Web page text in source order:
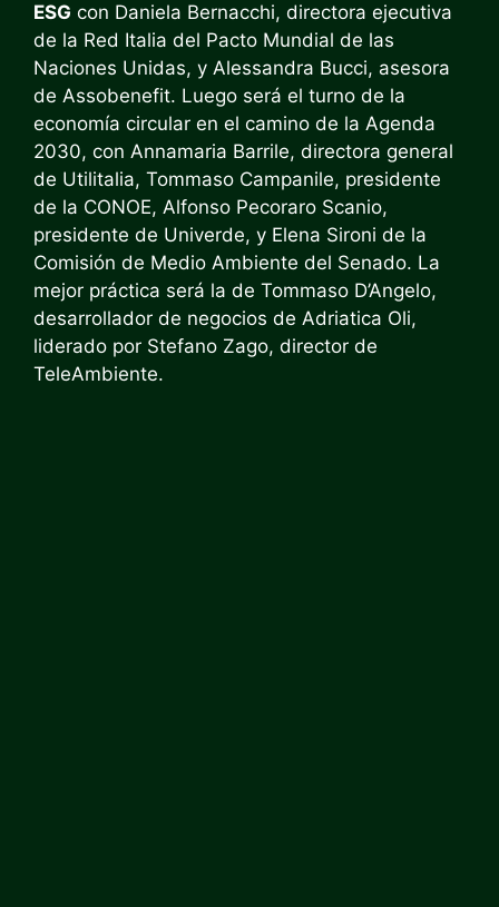
ESG con Daniela Bernacchi, directora ejecutiva
de la Red Italia del Pacto Mundial de las
Naciones Unidas, y Alessandra Bucci, asesora
de Assobenefit. Luego será el turno de la
economía circular en el camino de la Agenda
2030, con Annamaria Barrile, directora general
de Utilitalia, Tommaso Campanile, presidente
de la CONOE, Alfonso Pecoraro Scanio,
presidente de Univerde, y Elena Sironi de la
Comisión de Medio Ambiente del Senado. La
mejor práctica será la de Tommaso D’Angelo,
desarrollador de negocios de Adriatica Oli,
liderado por Stefano Zago, director de
TeleAmbiente.